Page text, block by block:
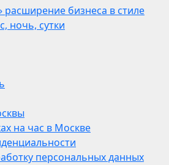
расширение бизнеса в стиле
ночь, сутки
на час в Москве
персональных данных